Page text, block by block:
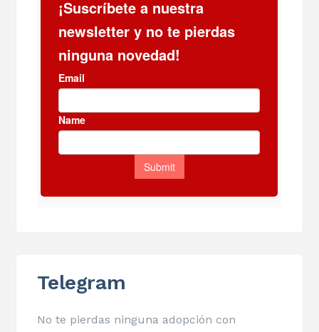
Telegram
No te pierdas ninguna adopción con